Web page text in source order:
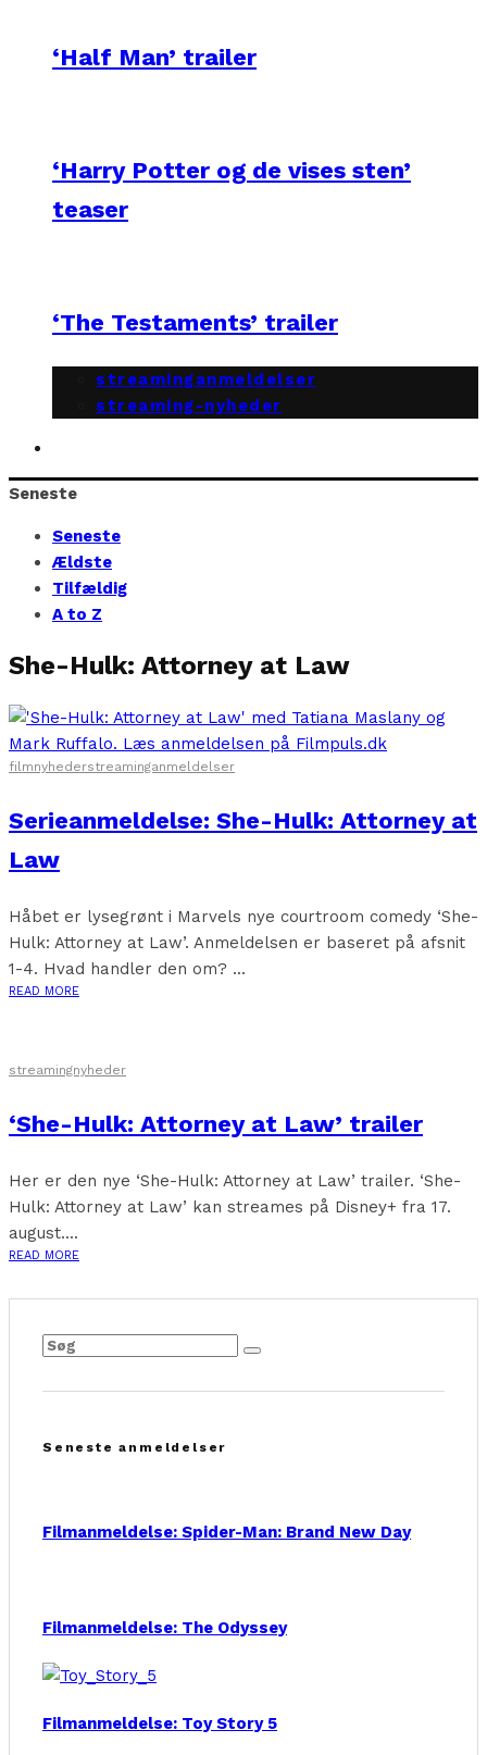
‘Half Man’ trailer
‘Harry Potter og de vises sten’
teaser
‘The Testaments’ trailer
streaminganmeldelser
streaming-nyheder
Seneste
Seneste
Ældste
Tilfældig
A to Z
She-Hulk: Attorney at Law
filmnyhederstreaminganmeldelser
Serieanmeldelse: She-Hulk: Attorney at
Law
Håbet er lysegrønt i Marvels nye courtroom comedy ‘She-
Hulk: Attorney at Law’. Anmeldelsen er baseret på afsnit
1-4. Hvad handler den om? ...
READ MORE
streamingnyheder
‘She-Hulk: Attorney at Law’ trailer
Her er den nye ‘She-Hulk: Attorney at Law’ trailer. ‘She-
Hulk: Attorney at Law’ kan streames på Disney+ fra 17.
august....
READ MORE
Seneste anmeldelser
Filmanmeldelse: Spider-Man: Brand New Day
Filmanmeldelse: The Odyssey
Filmanmeldelse: Toy Story 5